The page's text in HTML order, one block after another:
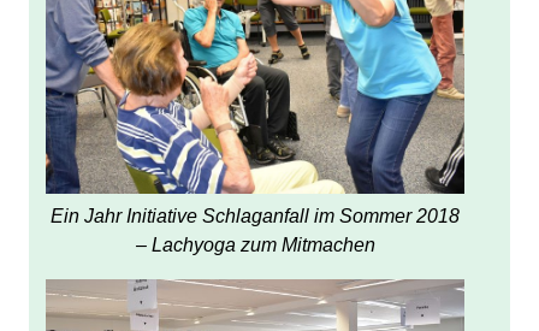
Ein Jahr Initiative Schlaganfall im Sommer 2018
– Lachyoga zum Mitmachen